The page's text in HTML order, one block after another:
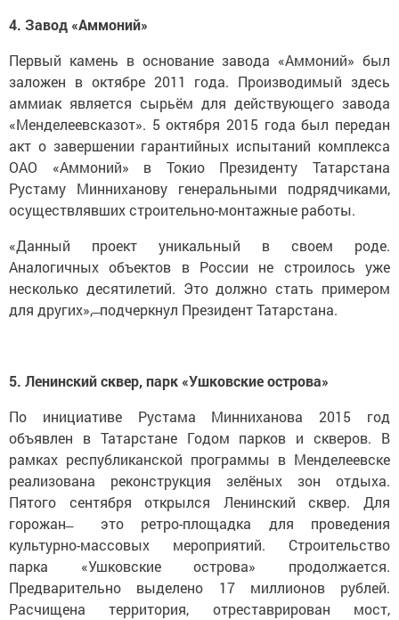
4. Завод «Аммоний»
Первый камень в основание завода «Аммоний» был
заложен в октябре 2011 года. Производимый здесь
аммиак является сырьём для действующего завода
«Менделеевсказот». 5 октября 2015 года был передан
акт о завершении гарантийных испытаний комплекса
ОАО «Аммоний» в Токио Президенту Татарстана
Рустаму Минниханову генеральными подрядчиками,
осуществлявших строительно-монтажные работы.
«Данный проект уникальный в своем роде.
Аналогичных объектов в России не строилось уже
несколько десятилетий. Это должно стать примером
для других», ̶ подчеркнул Президент Татарстана.
5. Ленинский сквер, парк «Ушковские острова»
По инициативе Рустама Минниханова 2015 год
объявлен в Татарстане Годом парков и скверов. В
рамках республиканской программы в Менделеевске
реализована реконструкция зелёных зон отдыха.
Пятого сентября открылся Ленинский сквер. Для
горожан ̶ это ретро-площадка для проведения
культурно-массовых мероприятий. Строительство
парка «Ушковские острова» продолжается.
Предварительно выделено 17 миллионов рублей.
Расчищена территория, отреставрирован мост,